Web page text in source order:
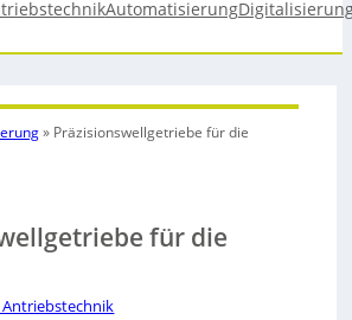
Automatisierung
» Präzisionswellgetriebe für die
für die